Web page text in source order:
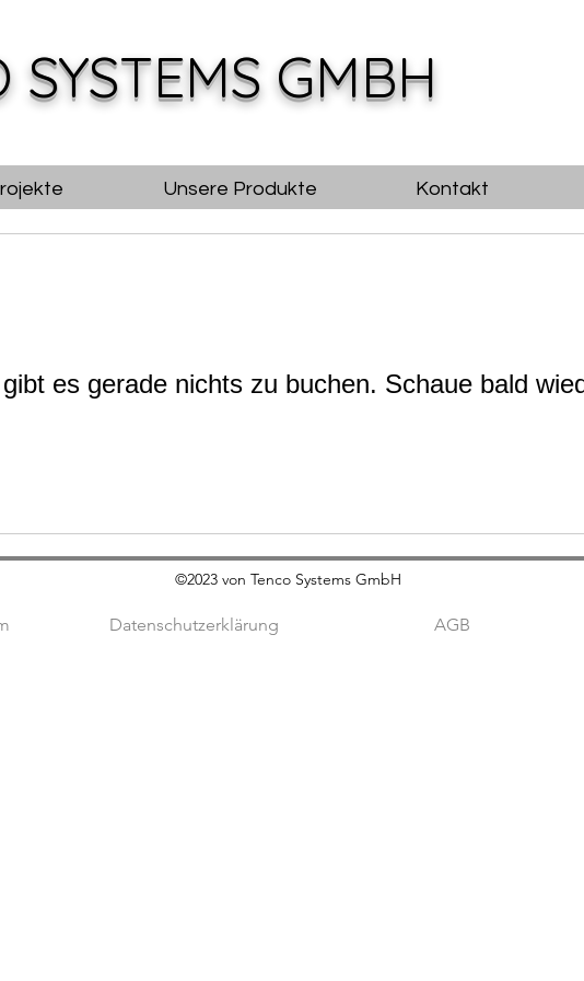
SYSTEMS GMBH
Unsere Produkte Kontakt
es gerade nichts zu buchen. Schaue bald
©2023 von Tenco Systems GmbH
Datenschutzerklärung AGB